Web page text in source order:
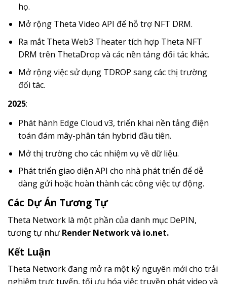
họ.
Mở rộng Theta Video API để hỗ trợ NFT DRM.
Ra mắt Theta Web3 Theater tích hợp Theta NFT
DRM trên ThetaDrop và các nền tảng đối tác khác.
Mở rộng việc sử dụng TDROP sang các thị trường
đối tác.
2025:
Phát hành Edge Cloud v3, triển khai nền tảng điện
toán đám mây-phân tán hybrid đầu tiên.
Mở thị trường cho các nhiệm vụ về dữ liệu.
Phát triển giao diện API cho nhà phát triển để dễ
dàng gửi hoặc hoàn thành các công việc tự động.
Các Dự Án Tương Tự
Theta Network là một phần của danh mục DePIN,
tương tự như Render Network và io.net.
Kết Luận
Theta Network đang mở ra một kỷ nguyên mới cho trải
nghiệm trực tuyến, tối ưu hóa việc truyền phát video và